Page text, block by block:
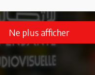
Ne plus afficher